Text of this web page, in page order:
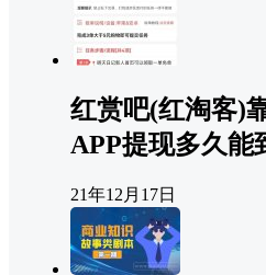
红赏吧(红淘客)
APP提现多久能
21年12月17日